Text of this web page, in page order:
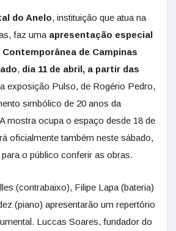
do Anelo, instituição que atua na
faz uma apresentação especial
de Campinas
, dia 11 de abril, a partir das
exposição Pulso, de Rogério Pedro,
simbólico de 20 anos da
mostra ocupa o espaço desde 18 de
oficialmente também neste sábado,
o público conferir as obras.
(contrabaixo), ⁠Filipe Lapa (bateria)
(piano) apresentarão um repertório
Luccas Soares, fundador do